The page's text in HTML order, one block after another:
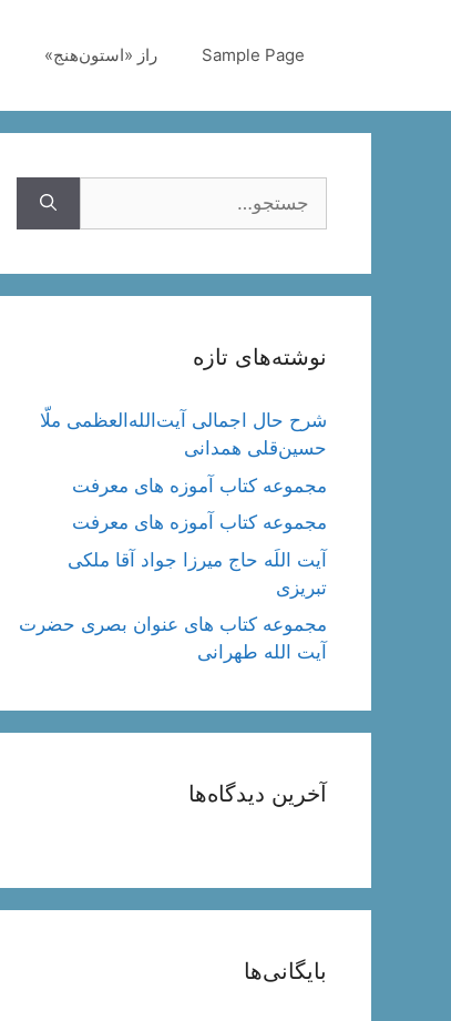
Sample Page راز «استون‌هنج»
نوشته‌های تازه
شرح حال اجمالی آیت‌الله‌العظمی ملّا
حسین‌قلی همدانی
مجموعه کتاب آموزه های معرفت
مجموعه کتاب آموزه های معرفت
آیت اللَه حاج میرزا جواد آقا ملکی
تبریزی
مجموعه کتاب های عنوان بصری حضرت
آیت الله طهرانی
آخرین دیدگاه‌ها
بایگانی‌ها